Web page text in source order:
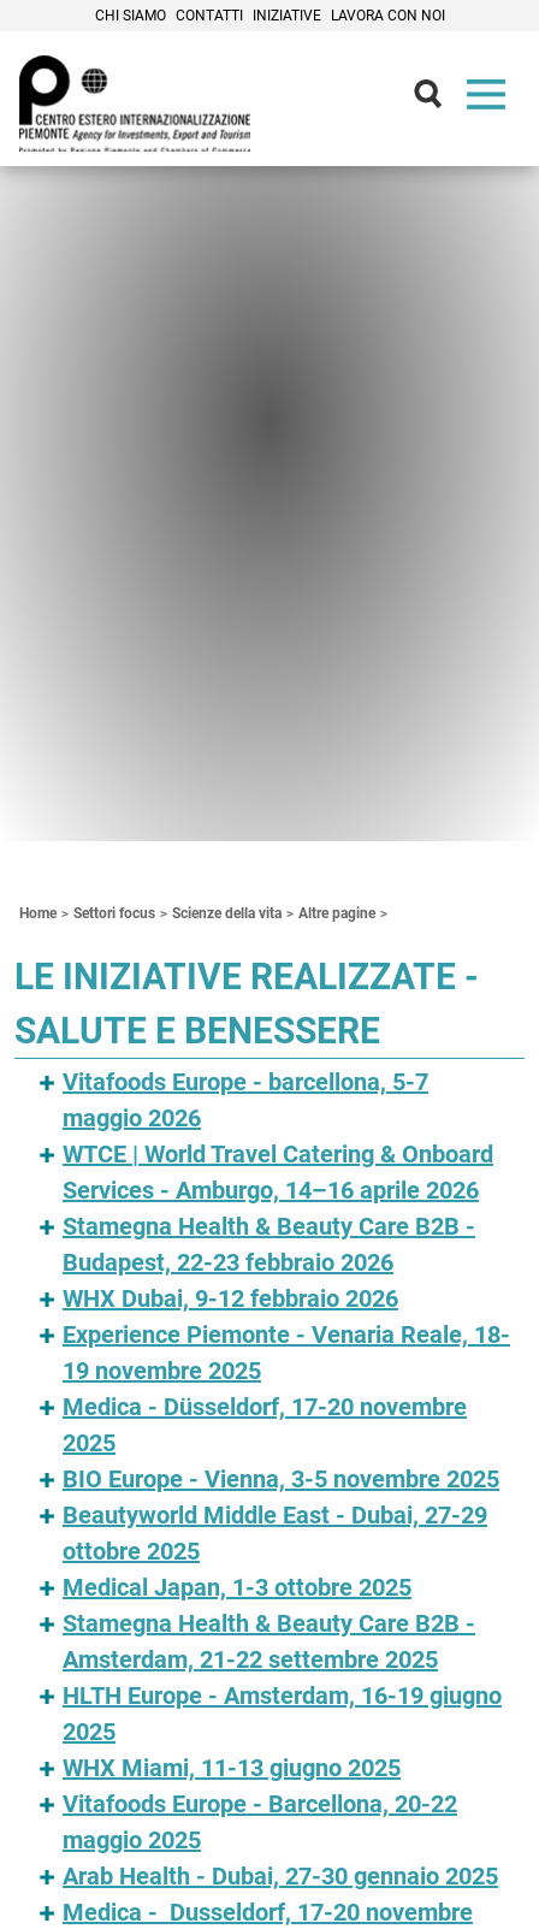
CHI SIAMO CONTATTI INIZIATIVE LAVORA CON NOI
Contenuti Principali
Home Settori focus Scienze della vita Altre pagine
LE INIZIATIVE REALIZZATE -
SALUTE E BENESSERE
Vitafoods Europe - barcellona, 5-7
maggio 2026
WTCE | World Travel Catering & Onboard
Services - Amburgo, 14–16 aprile 2026
Stamegna Health & Beauty Care B2B -
Budapest, 22-23 febbraio 2026
WHX Dubai, 9-12 febbraio 2026
Experience Piemonte - Venaria Reale, 18-
19 novembre 2025
Medica - Düsseldorf, 17-20 novembre
2025
BIO Europe - Vienna, 3-5 novembre 2025
Beautyworld Middle East - Dubai, 27-29
ottobre 2025
Medical Japan, 1-3 ottobre 2025
Stamegna Health & Beauty Care B2B -
Amsterdam, 21-22 settembre 2025
HLTH Europe - Amsterdam, 16-19 giugno
2025
WHX Miami, 11-13 giugno 2025
Vitafoods Europe - Barcellona, 20-22
maggio 2025
Arab Health - Dubai, 27-30 gennaio 2025
Medica - Dusseldorf, 17-20 novembre